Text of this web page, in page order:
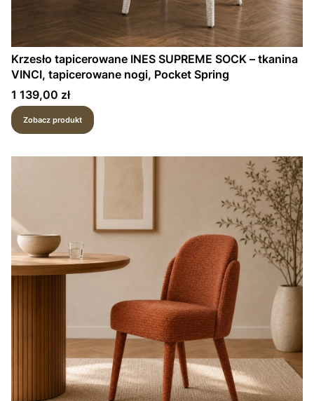
Krzesło tapicerowane INES SUPREME SOCK – tkanina
VINCI, tapicerowane nogi, Pocket Spring
Cena
1 139,00 zł
Zobacz produkt